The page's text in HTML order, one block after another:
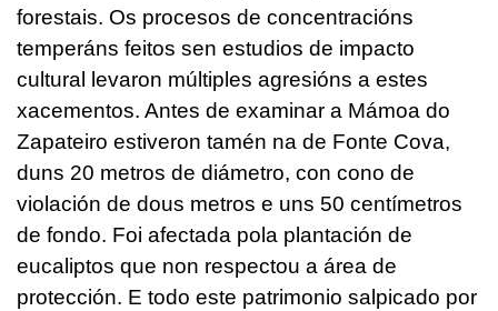
forestais. Os procesos de concentracións
temperáns feitos sen estudios de impacto
cultural levaron múltiples agresións a estes
xacementos. Antes de examinar a Mámoa do
Zapateiro estiveron tamén na de Fonte Cova,
duns 20 metros de diámetro, con cono de
violación de dous metros e uns 50 centímetros
de fondo. Foi afectada pola plantación de
eucaliptos que non respectou a área de
protección. E todo este patrimonio salpicado por